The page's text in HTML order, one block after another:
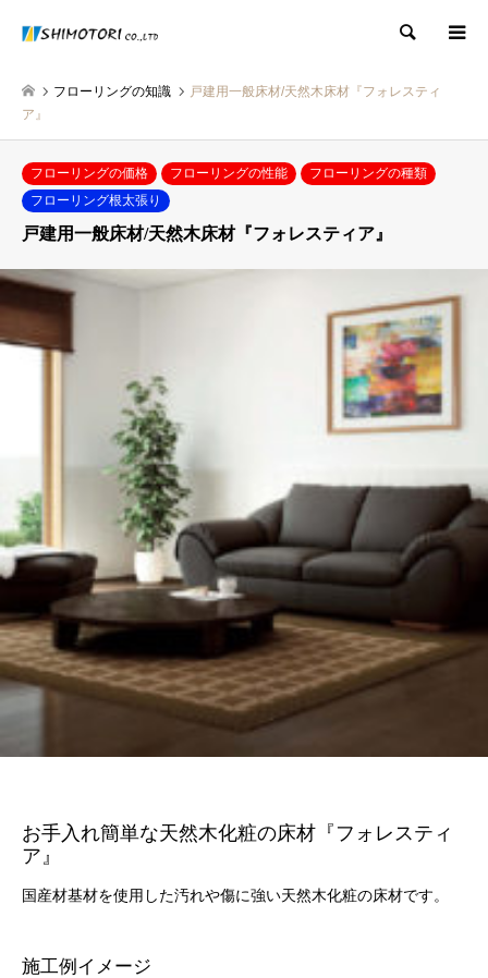
検索
フローリングの知識
戸建用一般床材/天然木床材『フォレスティ
ア』
フローリングの価格 フローリングの性能
フローリングの種類
フローリング根太張り
戸建用一般床材/天然木床材『フォレスティア』
お手入れ簡単な天然木化粧の床材『フォレスティ
ア』
国産材基材を使用した汚れや傷に強い天然木化粧の床材です。
施工例イメージ